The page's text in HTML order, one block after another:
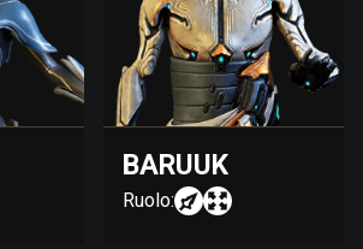
BARUUK
Ruolo: